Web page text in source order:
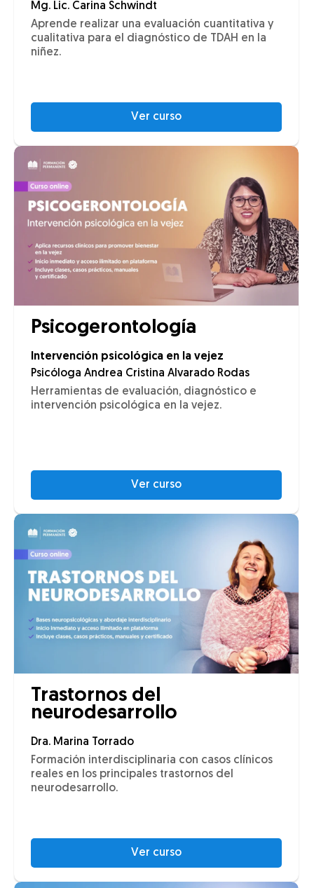
Mg. Lic. Carina Schwindt
Aprende realizar una evaluación cuantitativa y
cualitativa para el diagnóstico de TDAH en la
niñez.
Ver curso
Psicogerontología
Intervención psicológica en la vejez
Psicóloga Andrea Cristina Alvarado Rodas
Herramientas de evaluación, diagnóstico e
intervención psicológica en la vejez.
Ver curso
Trastornos del
neurodesarrollo
Dra. Marina Torrado
Formación interdisciplinaria con casos clínicos
reales en los principales trastornos del
neurodesarrollo.
Ver curso